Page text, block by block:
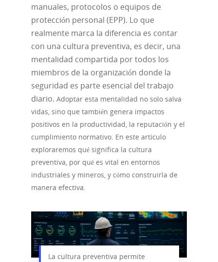
manuales, protocolos o equipos de
protección personal (EPP). Lo que
realmente marca la diferencia es contar
con una cultura preventiva, es decir, una
mentalidad compartida por todos los
miembros de la organización donde la
seguridad es parte esencial del trabajo
diario. Adoptar esta mentalidad no solo salva
vidas, sino que también genera impactos
positivos en la productividad, la reputación y el
cumplimiento normativo. En este artículo
exploraremos qué significa la cultura
preventiva, por qué es vital en entornos
industriales y mineros, y cómo construirla de
manera efectiva.
La cultura preventiva permite